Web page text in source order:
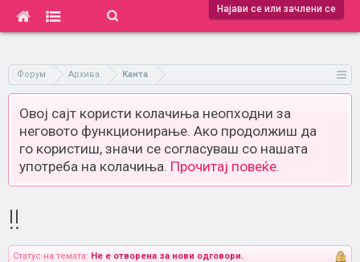
Најави се или зачлени се
Форум Архива Канта
Овој сајт користи колачиња неопходни за
неговото функционирање. Ако продолжиш да
го користиш, значи се согласуваш со нашата
употреба на колачиња. Прочитај повеќе.
!!
Статус на темата: Не е отворена за нови одговори.